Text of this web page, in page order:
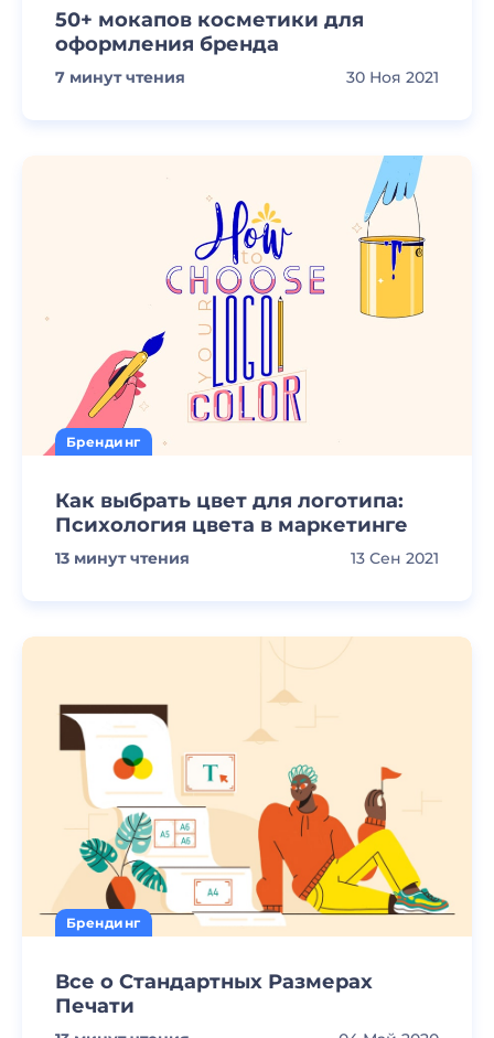
50+ мокапов косметики для
оформления бренда
7 минут чтения 30 Ноя 2021
Брендинг
Как выбрать цвет для логотипа:
Психология цвета в маркетинге
13 минут чтения 13 Сен 2021
Брендинг
Все о Стандартных Размерах
Печати